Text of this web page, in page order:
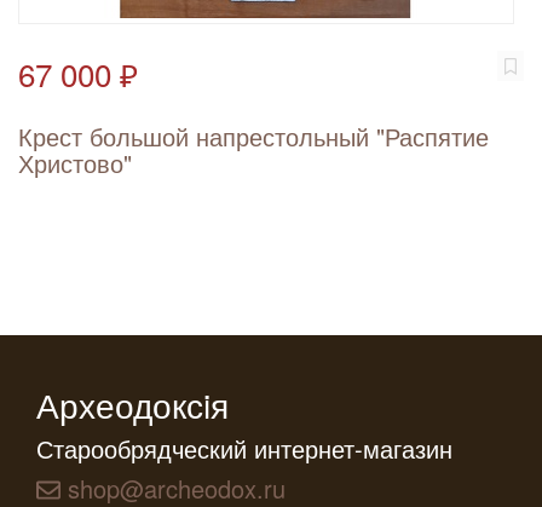
67 000 ₽
Крест большой напрестольный "Распятие
Христово"
Археодоксiя
Старообрядческий интернет-магазин
shop@archeodox.ru